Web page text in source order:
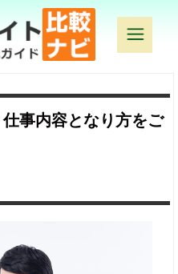
事内容となり方をご